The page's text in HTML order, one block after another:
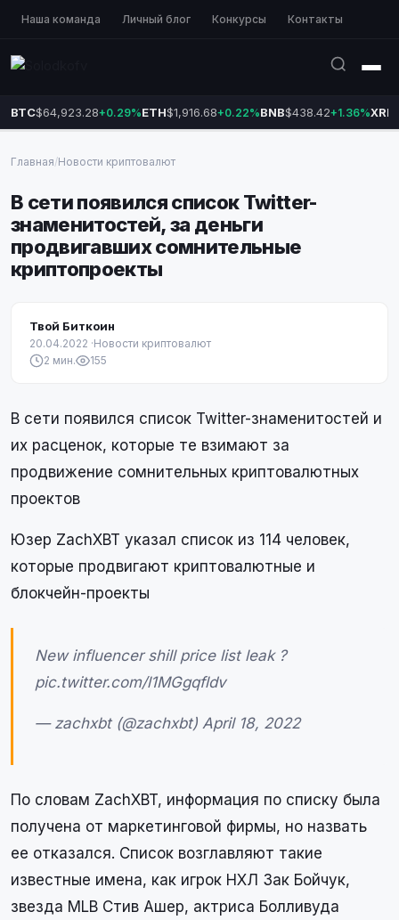
Наша команда Личный блог Конкурсы Контакты
BTC$64,923.28+0.29%ETH$1,916.68+0.22%BNB$438.42+1.36%XRP
Главная/Новости криптовалют
В сети появился список Twitter-
знаменитостей, за деньги
продвигавших сомнительные
криптопроекты
Твой Биткоин
20.04.2022 ·Новости криптовалют
2 мин.
155
В сети появился список Twitter-знаменитостей и
их расценок, которые те взимают за
продвижение сомнительных криптовалютных
проектов
Юзер ZachXBT указал список из 114 человек,
которые продвигают криптовалютные и
блокчейн-проекты
New influencer shill price list leak ?
pic.twitter.com/l1MGgqfldv
— zachxbt (@zachxbt) April 18, 2022
По словам ZachXBT, информация по списку была
получена от маркетинговой фирмы, но назвать
ее отказался. Список возглавляют такие
известные имена, как игрок НХЛ Зак Бойчук,
звезда MLB Стив Ашер, актриса Болливуда